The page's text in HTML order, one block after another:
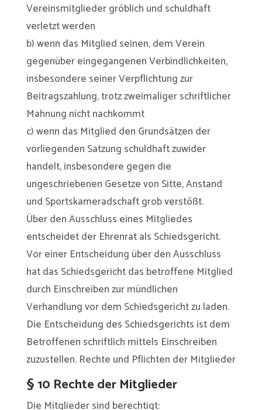
Vereinsmitglieder gröblich und schuldhaft
verletzt werden
b) wenn das Mitglied seinen, dem Verein
gegenüber eingegangenen Verbindlichkeiten,
insbesondere seiner Verpflichtung zur
Beitragszahlung, trotz zweimaliger schriftlicher
Mahnung nicht nachkommt
c) wenn das Mitglied den Grundsätzen der
vorliegenden Satzung schuldhaft zuwider
handelt, insbesondere gegen die
ungeschriebenen Gesetze von Sitte, Anstand
und Sportskameradschaft grob verstößt.
Über den Ausschluss eines Mitgliedes
entscheidet der Ehrenrat als Schiedsgericht.
Vor einer Entscheidung über den Ausschluss
hat das Schiedsgericht das betroffene Mitglied
durch Einschreiben zur mündlichen
Verhandlung vor dem Schiedsgericht zu laden.
Die Entscheidung des Schiedsgerichts ist dem
Betroffenen schriftlich mittels Einschreiben
zuzustellen. Rechte und Pflichten der Mitglieder
§ 10 Rechte der Mitglieder
Die Mitglieder sind berechtigt: